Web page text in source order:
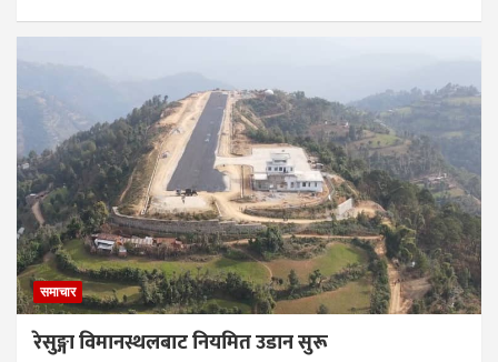
समाचार
रेसुङ्गा विमानस्थलबाट नियमित उडान सुरू